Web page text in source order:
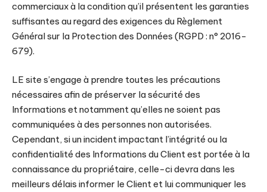
commerciaux à la condition qu’il présentent les garanties
suffisantes au regard des exigences du Règlement
Général sur la Protection des Données (RGPD : n° 2016-
679).
LE site s’engage à prendre toutes les précautions
nécessaires afin de préserver la sécurité des
Informations et notamment qu’elles ne soient pas
communiquées à des personnes non autorisées.
Cependant, si un incident impactant l’intégrité ou la
confidentialité des Informations du Client est portée à la
connaissance du propriétaire, celle-ci devra dans les
meilleurs délais informer le Client et lui communiquer les